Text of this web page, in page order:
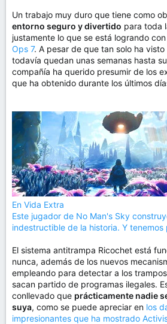
Un trabajo muy duro que tiene como
entorno seguro y divertido para toda
justamente lo que se está logrando con
Ops 7. A pesar de que tan solo ha
todavía quedan unas semanas hasta
compañía ha querido presumir de los
que ha obtenido durante los últimos
En Vida Extra
Este jugador de No Man's Sky
indestructible de la historia. Y
El sistema antitrampa Ricochet está
nunca, además de los nuevos
empleando para detectar a los
sacan partido de programas ilegales.
conllevado que prácticamente nadie
suya, como se puede apreciar en los
impresionantes que ha mostrado